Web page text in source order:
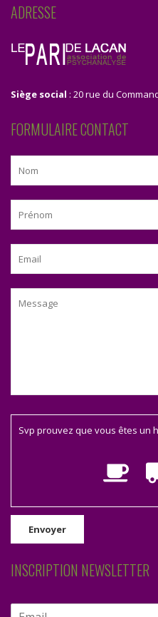
ADRESSE
Siège social : 20 rue du
FORMULAIRE CONTACT
Svp prouvez que vous êtes un
INSCRIPTION NEWSLETTER